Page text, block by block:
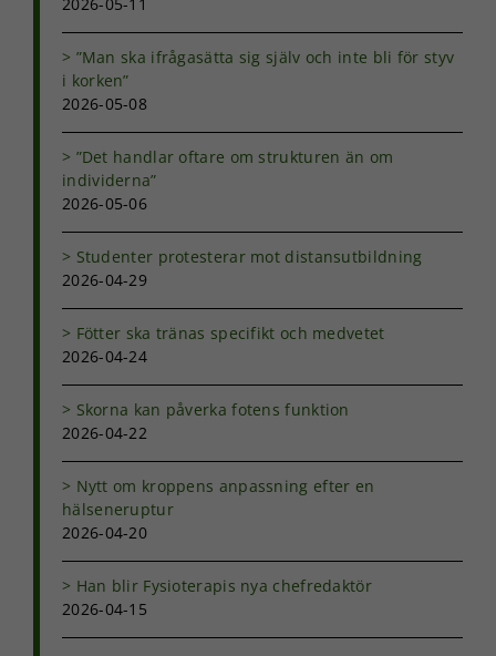
”Man ska ifrågasätta sig själv och inte bli för styv
i korken”
2026-05-08
”Det handlar oftare om strukturen än om
individerna”
2026-05-06
Studenter protesterar mot distansutbildning
2026-04-29
Fötter ska tränas specifikt och medvetet
2026-04-24
Skorna kan påverka fotens funktion
2026-04-22
Nytt om kroppens anpassning efter en
hälseneruptur
2026-04-20
Han blir Fysioterapis nya chefredaktör
2026-04-15